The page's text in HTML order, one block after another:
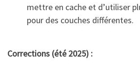
mettre en cache et d’utiliser
pour des couches différentes.
Corrections (été 2025) :